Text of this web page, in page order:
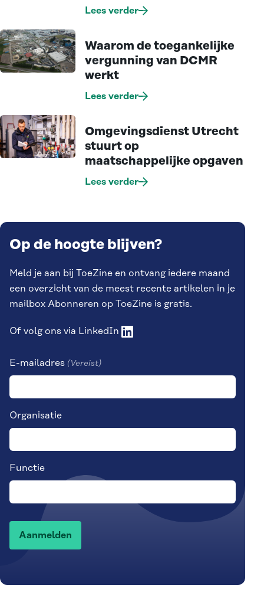
Lees verder
Waarom de toegankelijke
vergunning van DCMR
werkt
Lees verder
Omgevingsdienst Utrecht
stuurt op
maatschappelijke opgaven
Lees verder
Op de hoogte blijven?
Meld je aan bij ToeZine en ontvang iedere maand
een overzicht van de meest recente artikelen in je
mailbox Abonneren op ToeZine is gratis.
Of volg ons via LinkedIn
E-mailadres (Vereist)
Organisatie
Functie